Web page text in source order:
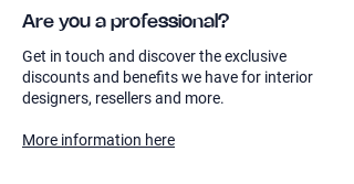
devolución sin complicaciones durante
un período de 30 días a partir de la
fecha de compra.
Para iniciar una devolución, asegúrese
de que los artículos estén en su estado
etiquetas y el embalaje intactos. Le
Are you a professional?
Get in touch and discover the exclusive
discounts and benefits we have for interior
designers, resellers and more.
More information here